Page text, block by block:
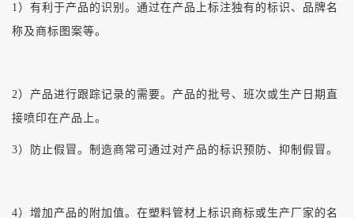
1）有利于产品的识别。通过在产品上标注独有的标识、品牌名
称及商标图案等。
2）产品进行跟踪记录的需要。产品的批号、班次或生产日期直
接喷印在产品上。
3）防止假冒。制造商常可通过对产品的标识预防、抑制假冒。
4）增加产品的附加值。在塑料管材上标识商标或生产厂家的名